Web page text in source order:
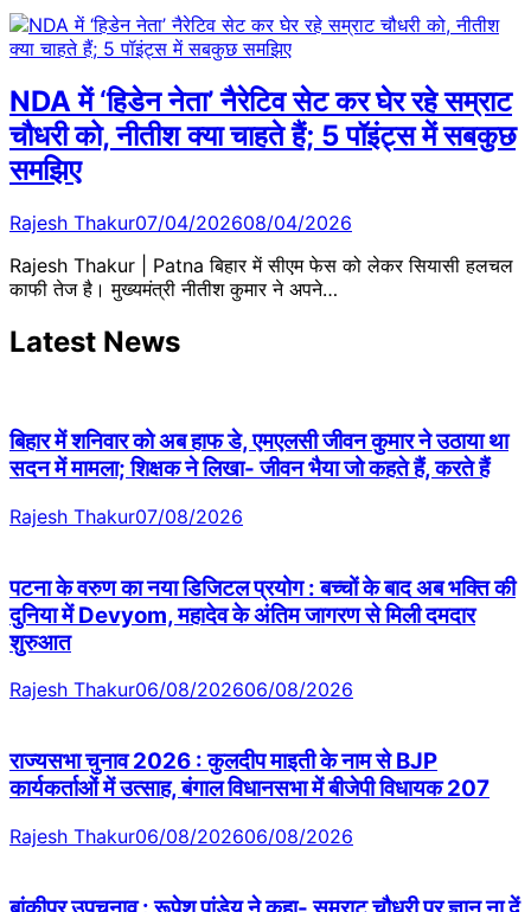
NDA में ‘हिडेन नेता’ नैरेटिव सेट कर घेर रहे सम्राट
चौधरी को, नीतीश क्या चाहते हैं; 5 पॉइंट्स में सबकुछ
समझिए
Rajesh Thakur07/04/202608/04/2026
Rajesh Thakur | Patna बिहार में सीएम फेस को लेकर सियासी हलचल
काफी तेज है। मुख्यमंत्री नीतीश कुमार ने अपने…
Latest News
बिहार में शनिवार को अब हाफ डे, एमएलसी जीवन कुमार ने उठाया था
सदन में मामला; शिक्षक ने लिखा- जीवन भैया जो कहते हैं, करते हैं
Rajesh Thakur07/08/2026
पटना के वरुण का नया डिजिटल प्रयोग : बच्चों के बाद अब भक्ति की
दुनिया में Devyom, महादेव के अंतिम जागरण से मिली दमदार
शुरुआत
Rajesh Thakur06/08/202606/08/2026
राज्यसभा चुनाव 2026 : कुलदीप माइती के नाम से BJP
कार्यकर्ताओं में उत्साह, बंगाल विधानसभा में बीजेपी विधायक 207
Rajesh Thakur06/08/202606/08/2026